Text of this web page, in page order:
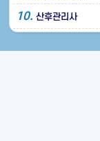
10. 산후관리사